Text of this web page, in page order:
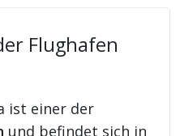
Flughafen
ist einer der
und befindet sich in